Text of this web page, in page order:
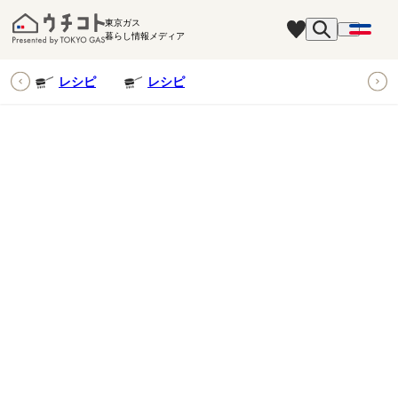
東京ガス
暮らし情報メディア
レシピ レシピ